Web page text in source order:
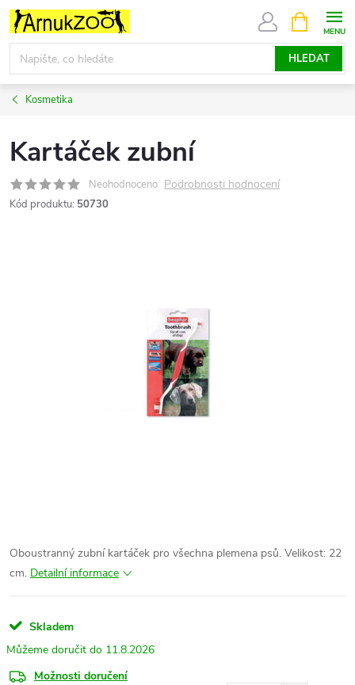
Přejít
obsah
HLEDAT
NÁKUPNÍ
KOŠÍK
Kosmetika
Kartáček zubní
Neohodnoceno Podrobnosti hodnocení
Kód produktu: 50730
Oboustranný zubní kartáček pro všechna plemena psů. Velikost: 22
cm. Detailní informace
Skladem
11.8.2026
Možnosti doručení